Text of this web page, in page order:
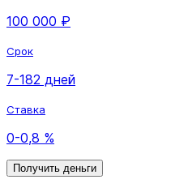
100 000 ₽
Срок
7-182 дней
Ставка
0-0,8 %
Получить деньги